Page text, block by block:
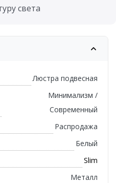
света
Люстра подвесная
Минимализм /
Современный
Распродажа
Белый
Slim
Металл